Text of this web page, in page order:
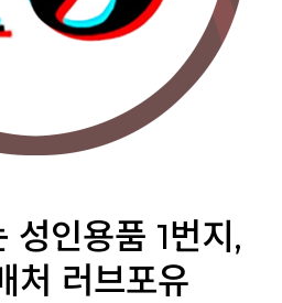
성인용품 1번지,
처 러브포유